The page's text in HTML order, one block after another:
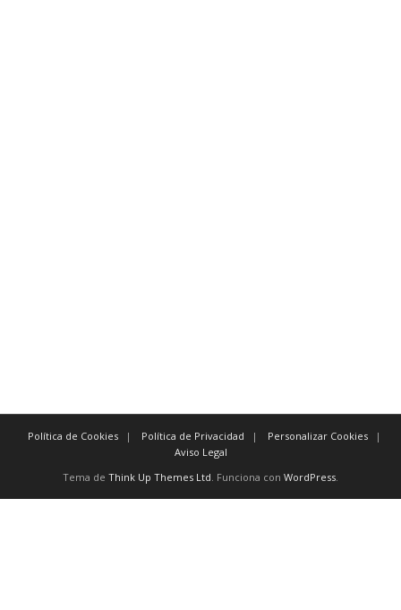
Política de Cookies Política de Privacidad
Personalizar Cookies
Aviso Legal
Tema de Think Up Themes Ltd. Funciona con WordPress.